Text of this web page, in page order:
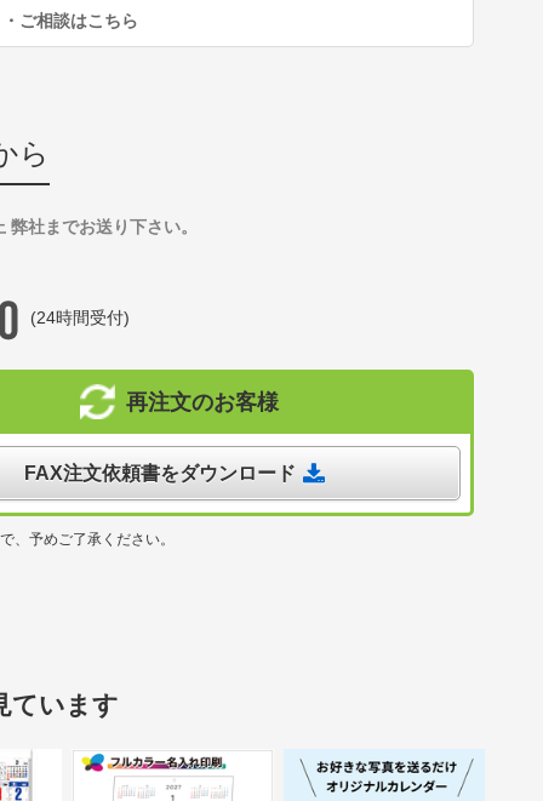
ご相談はこちら
ら
社までお送り下さい。
(24時間受付)
再注文のお客様
FAX注文依頼書をダウンロード
、予めご了承ください。
ています